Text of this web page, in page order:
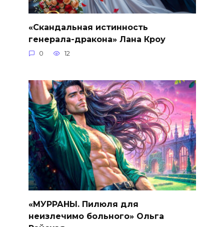
«Скандальная истинность
генерала-дракона» Лана Кроу
0 12
«МУРРАНЫ. Пилюля для
неизлечимо больного» Ольга